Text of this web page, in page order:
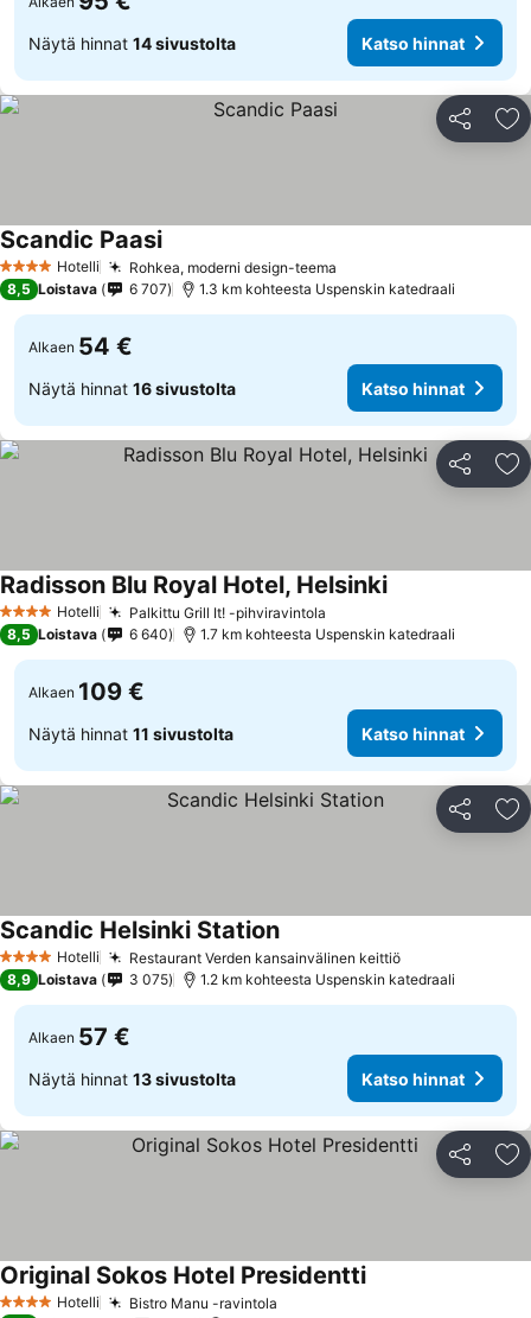
Näytä hinnat 14 sivustolta Katso hinnat
Jaa
4 Tähtiluokitus
Hotelli Rohkea, moderni design-teema
Scandic PaasiKatso hinnat
8,5 Loistava 6 707 1.3 km kohteesta Uspenskin katedraali
Alkaen 54 €
Näytä hinnat 16 sivustolta Katso hinnat
Jaa
4 Tähtiluokitus
Hotelli Palkittu Grill It! -pihviravintola
Radisson Blu Royal Hotel, HelsinkiKatso hinnat
8,5 Loistava 6 640 1.7 km kohteesta Uspenskin katedraali
Alkaen 109 €
Näytä hinnat 11 sivustolta Katso hinnat
Jaa
4 Tähtiluokitus
Hotelli Restaurant Verden kansainvälinen keittiöKatso hinnat
Scandic Helsinki StationKatso hinnat
8,9 Loistava 3 075 1.2 km kohteesta Uspenskin katedraali
Alkaen 57 €
Näytä hinnat 13 sivustolta Katso hinnat
Jaa
4 Tähtiluokitus
Hotelli Bistro Manu -ravintola
Original Sokos Hotel PresidenttiKatso hinnat